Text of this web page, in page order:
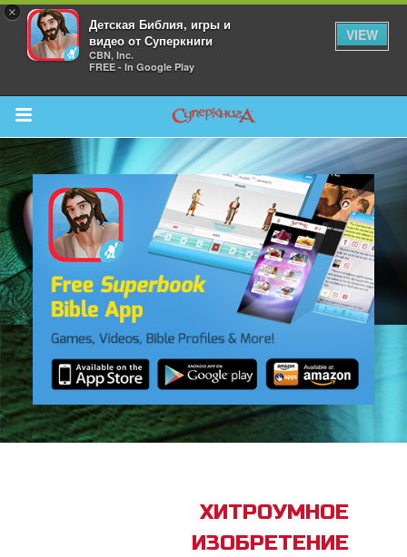
×
Детская Библия, игры и
видео от Суперкниги
CBN, Inc.
FREE - In Google Play
VIEW
Return to Content
Bible App
ХИТРОУМНОЕ
ИЗОБРЕТЕНИЕ